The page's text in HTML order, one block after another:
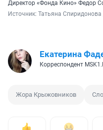
Директор «Фонда Кино» Федор
Источник: Татьяна Спиридонова
Екатерина
Корреспондент
Жора Крыжовников